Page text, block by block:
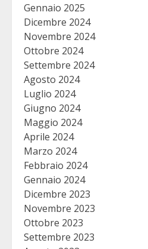
Gennaio 2025
Dicembre 2024
Novembre 2024
Ottobre 2024
Settembre 2024
Agosto 2024
Luglio 2024
Giugno 2024
Maggio 2024
Aprile 2024
Marzo 2024
Febbraio 2024
Gennaio 2024
Dicembre 2023
Novembre 2023
Ottobre 2023
Settembre 2023